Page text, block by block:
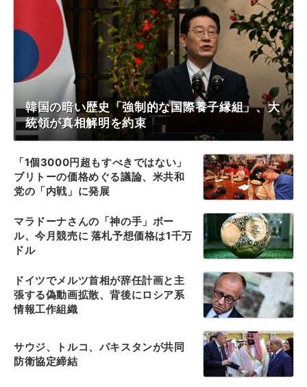
韓国の暗い歴史「強制的な国際養子縁組」、大
統領が真相解明を約束
「1個3000円超もすべきではない」
ブリトーの価格めぐる議論、米共和
党の「内戦」に発展
マラドーナさんの「神の手」ボー
ル、今月競売に 落札予想価格は1千万
ドル
ドイツでメルツ首相が辞任計画と主
張する偽動画拡散、背後にロシア系
情報工作組織
サウジ、トルコ、パキスタンが共同
防衛協定締結